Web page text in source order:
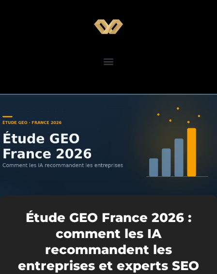
Étude GEO France 2026 :
comment les IA
recommandent les
entreprises et experts SEO